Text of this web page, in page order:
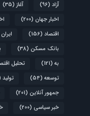
آزاد (96) آغاز (35)
اخبار جهان (200)
اقتصاد (156) ایران
بانک مسکن (38)
به (121) تحلیل
توسعه (54) تولید
جمهور آنلاین (201)
خبر سیاسی (200)